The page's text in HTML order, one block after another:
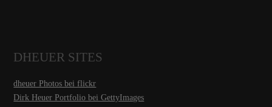
DHEUER SITES
dheuer Photos bei flickr
Dirk Heuer Portfolio bei GettyImages